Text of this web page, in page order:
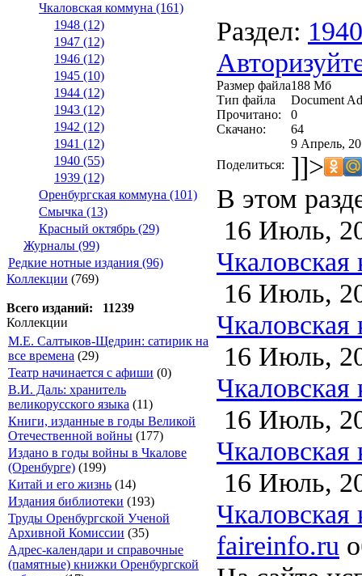
Чкаловская коммуна (161)
1948 (12)
1947 (12)
1946 (12)
1945 (10)
1944 (12)
1943 (12)
1942 (12)
1941 (12)
1940 (55)
1939 (12)
Оренбургская коммуна (101)
Смычка (13)
Красный октябрь (29)
Журналы (99)
Редкие нотные издания (96)
Коллекции (769)
Всего изданий: 11239
Коллекции
М.Е. Салтыков-Щедрин: сатирик на
все времена (29)
Театр начинается с афиши (0)
В.И. Даль: хранитель
великорусского языка (11)
Книги, изданные в годы Великой
Отечественной войны (177)
Издано в годы войны в Чкалове
(Оренбурге) (199)
Китай и его жизнь (14)
Издания библиотеки (193)
Труды Оренбургской Ученой
Архивной Комиссии (35)
Адрес-календари и справочные
(памятные) книжки Оренбургской
Раздел: 1940
Размер файла188 Мб
Тип файла
Document
Прочитано:
0
Скачано:
64
9 Апрель,
Поделиться: ]]>
В этом
16 Июль,
16 Июль,
16 Июль,
16 Июль,
16 Июль,
faireinfo.ru